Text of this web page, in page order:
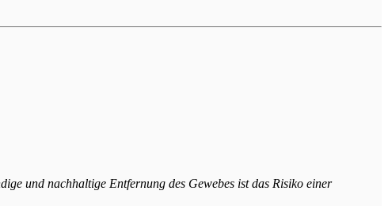
und nachhaltige Entfernung des Gewebes ist das Risiko einer